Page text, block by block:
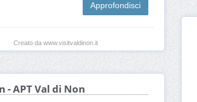
Approfondisci
Creato da www.visitvaldinon.it
- APT Val di Non